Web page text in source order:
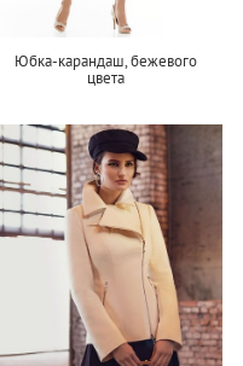
Юбка-карандаш, бежевого
цвета